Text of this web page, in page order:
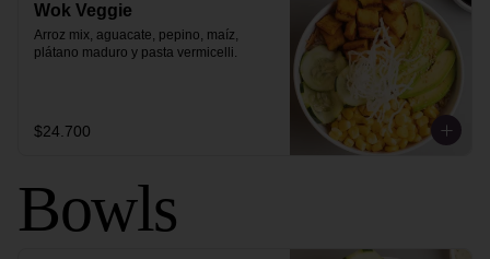
Wok Veggie
Arroz mix, aguacate, pepino, maíz,
plátano maduro y pasta vermicelli.
$24.700
Bowls